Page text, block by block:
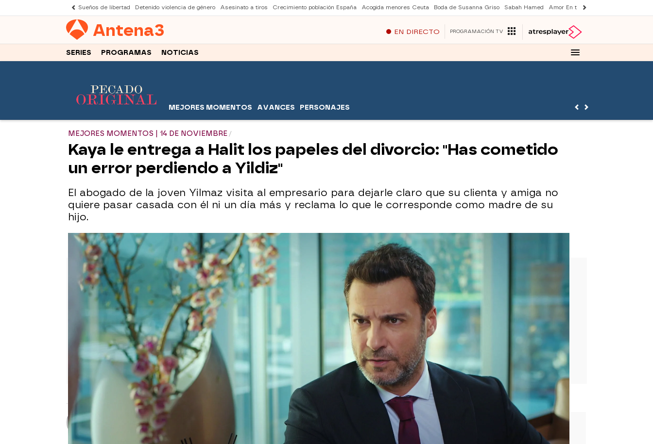
Sueños de libertad Detenido violencia de género Asesinato a tiros Crecimiento población España Acogida menores Ceuta Boda de Susanna Griso Sabah Hamed Amor En tierra lejana
Antena3 EN DIRECTO PROGRAMACIÓN TV
SERIES PROGRAMAS NOTICIAS
MEJORES MOMENTOS AVANCES PERSONAJES
MEJORES MOMENTOS | 14 DE NOVIEMBRE
Kaya le entrega a Halit los papeles del divorcio: "Has cometido
un error perdiendo a Yildiz"
El abogado de la joven Yilmaz visita al empresario para dejarle claro que su clienta y amiga no
quiere pasar casada con él ni un día más y reclama lo que le corresponde como madre de su
hijo.
Yildiz vuelve a pedirle a Kaya que sea su abogado: “Quiero el divorcio de inmediato”
14 de noviembre de 2023, 17:15
Facebook Flipboard